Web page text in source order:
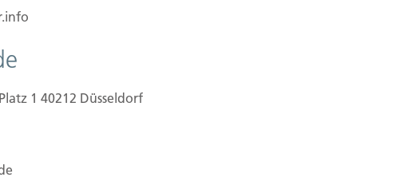
schützen können. Dafür haben
1 40212 Düsseldorf